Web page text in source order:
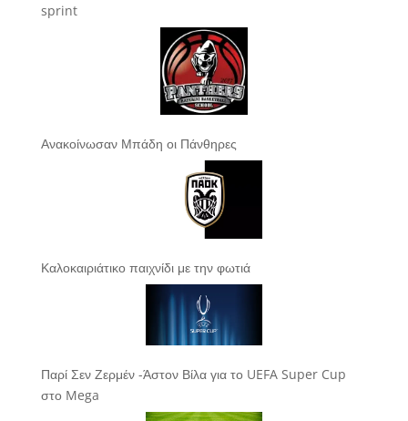
sprint
Ανακοίνωσαν Μπάδη οι Πάνθηρες
Καλοκαιριάτικο παιχνίδι με την φωτιά
Παρί Σεν Ζερμέν -Άστον Βίλα για το UEFA Super Cup
στο Mega